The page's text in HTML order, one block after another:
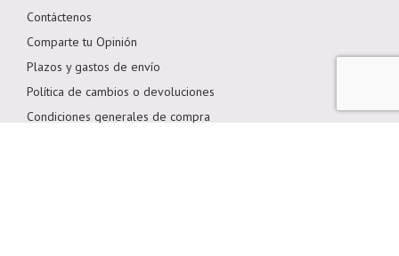
Contáctenos
Comparte tu Opinión
Plazos y gastos de envío
Política de cambios o devoluciones
Condiciones generales de compra